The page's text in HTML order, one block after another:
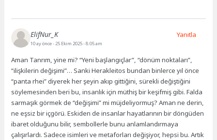
ElifNur_K
10 ay önce- 25 Ekim 2025 - 8:05 am
Aman Tanrım, yine mi? “Yeni başlangıçlar”, “dönüm noktaları”,
“ilişkilerin değişimi”… Sanki Herakleitos bundan binlerce yıl önce
“panta rhei” diyerek her şeyin akıp gittiğini, sürekli değiştiğini
söylemesinden beri bu, insanlık için müthiş bir keşifmiş gibi. Falda
sarmaşık görmek de “değişimi” mi müjdeliyormuş? Aman ne derin,
ne eşsiz bir içgörü. Eskiden de insanlar hayatlarının bir döngüden
ibaret olduğunu bilir, sembollerle bunu anlamlandırmaya
çalışırlardı. Sadece isimleri ve metaforları değişiyor, hepsi bu. Artık
Yanıtla